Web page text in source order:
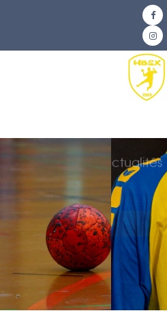
Nos actualités
Revivez nos temps forts !
Nos actus